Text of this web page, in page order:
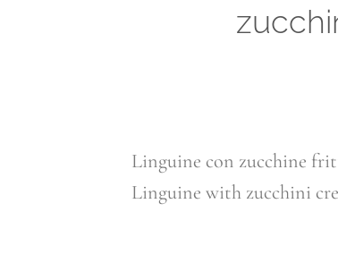
Linguine con zucchine
Linguine with zucchini